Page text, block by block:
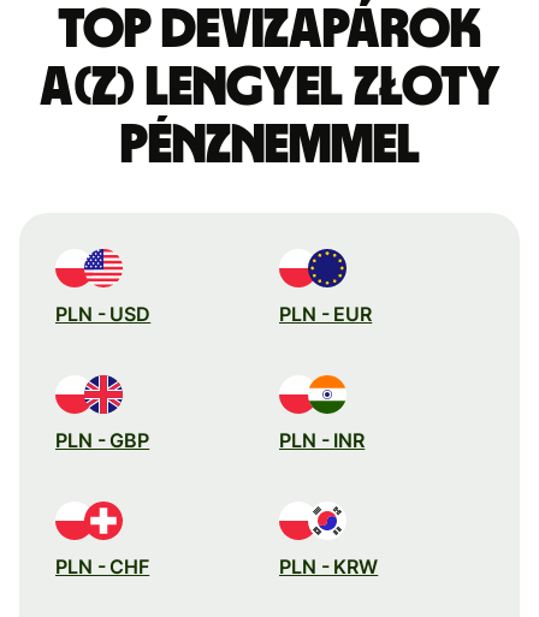
Top devizapárok
a(z) lengyel złoty
pénznemmel
PLN - USD PLN - EUR
PLN - GBP PLN - INR
PLN - CHF PLN - KRW